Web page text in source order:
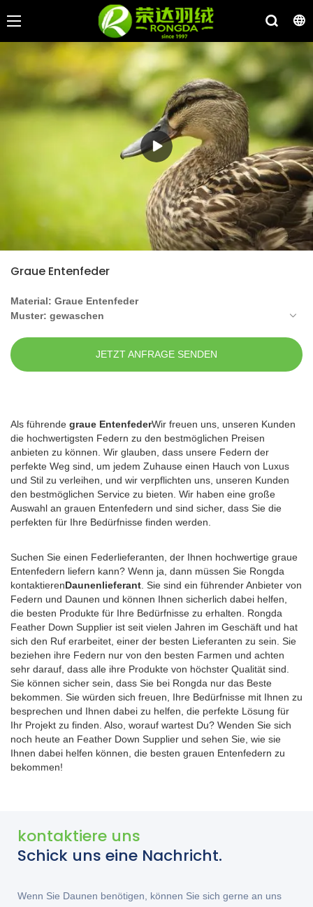
Graue Entenfeder
Material: Graue Entenfeder
Muster: gewaschen
Spezies: Canton Duck, Sichuan Brandgans
Standard: GB usw.
Zusammensetzung: Feder
JETZT ANFRAGE SENDEN
Als führende graue EntenfederWir freuen uns, unseren Kunden
die hochwertigsten Federn zu den bestmöglichen Preisen
anbieten zu können. Wir glauben, dass unsere Federn der
perfekte Weg sind, um jedem Zuhause einen Hauch von Luxus
und Stil zu verleihen, und wir verpflichten uns, unseren Kunden
den bestmöglichen Service zu bieten. Wir haben eine große
Auswahl an grauen Entenfedern und sind sicher, dass Sie die
perfekten für Ihre Bedürfnisse finden werden.
Suchen Sie einen Federlieferanten, der Ihnen hochwertige graue
Entenfedern liefern kann? Wenn ja, dann müssen Sie Rongda
kontaktierenDaunenlieferant . Sie sind ein führender Anbieter von
Federn und Daunen und können Ihnen sicherlich dabei helfen,
die besten Produkte für Ihre Bedürfnisse zu erhalten. Rongda
Feather Down Supplier ist seit vielen Jahren im Geschäft und hat
sich den Ruf erarbeitet, einer der besten Lieferanten zu sein. Sie
beziehen ihre Federn nur von den besten Farmen und achten
sehr darauf, dass alle ihre Produkte von höchster Qualität sind.
Sie können sicher sein, dass Sie bei Rongda nur das Beste
bekommen. Sie würden sich freuen, Ihre Bedürfnisse mit Ihnen zu
besprechen und Ihnen dabei zu helfen, die perfekte Lösung für
Ihr Projekt zu finden. Also, worauf wartest Du? Wenden Sie sich
noch heute an Feather Down Supplier und sehen Sie, wie sie
Ihnen dabei helfen können, die besten grauen Entenfedern zu
bekommen!
kontaktiere uns
Schick uns eine Nachricht.
Wenn Sie Daunen benötigen, können Sie sich gerne an uns